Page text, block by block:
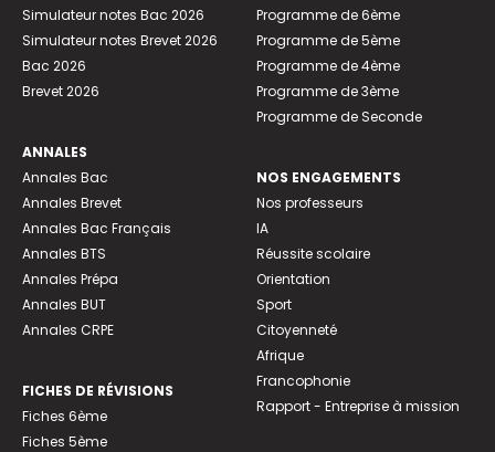
Simulateur notes Bac 2026
Simulateur notes Brevet 2026
Bac 2026
Brevet 2026
ANNALES
Annales Bac
Annales Brevet
Annales Bac Français
Annales BTS
Annales Prépa
Annales BUT
Annales CRPE
FICHES DE RÉVISIONS
Fiches 6ème
Fiches 5ème
Programme de 6ème
Programme de 5ème
Programme de 4ème
Programme de 3ème
Programme de Seconde
NOS ENGAGEMENTS
Nos professeurs
IA
Réussite scolaire
Orientation
Sport
Citoyenneté
Afrique
Francophonie
Rapport - Entreprise à mission